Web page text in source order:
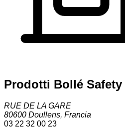
Prodotti Bollé
RUE DE LA GARE
80600 Doullens, Francia
03 22 32 00 23